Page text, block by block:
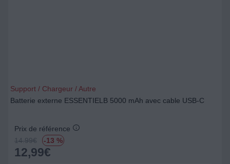
Support / Chargeur / Autre
Batterie externe ESSENTIELB 5000 mAh avec cable USB-C
Prix de référence
14.99€ -13 %
12,99€